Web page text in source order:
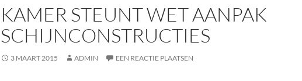
KAMER STEUNT WET AANPAK
SCHIJNCONSTRUCTIES
3 MAART 2015 ADMIN EEN REACTIE PLAATSEN